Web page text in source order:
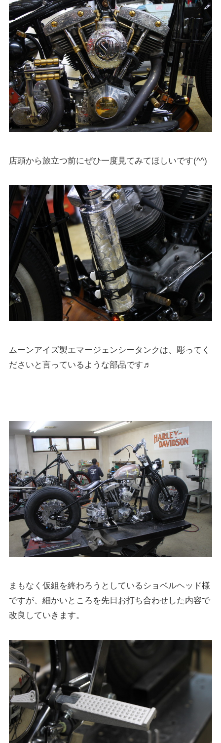
店頭から旅立つ前にぜひ一度見てみてほしいです(^^)
ムーンアイズ製エマージェンシータンクは、彫ってく
ださいと言っているような部品です♬
まもなく仮組を終わろうとしているショベルヘッド様
ですが、細かいところを先日お打ち合わせした内容で
改良していきます。